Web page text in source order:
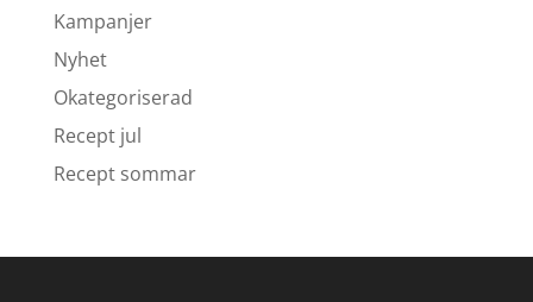
Kampanjer
Nyhet
Okategoriserad
Recept jul
Recept sommar